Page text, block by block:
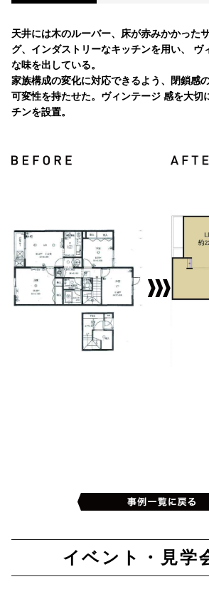
天井には木のルーバー、床が赤みかかった
グ、インダストリーなキッチンを用い、 ヴ
な味を出している。
家族構成の変化に対応できるよう、閉鎖感
可変性を持たせた。ヴィンテージ 感を大切
チンを設置。
イベント・見学